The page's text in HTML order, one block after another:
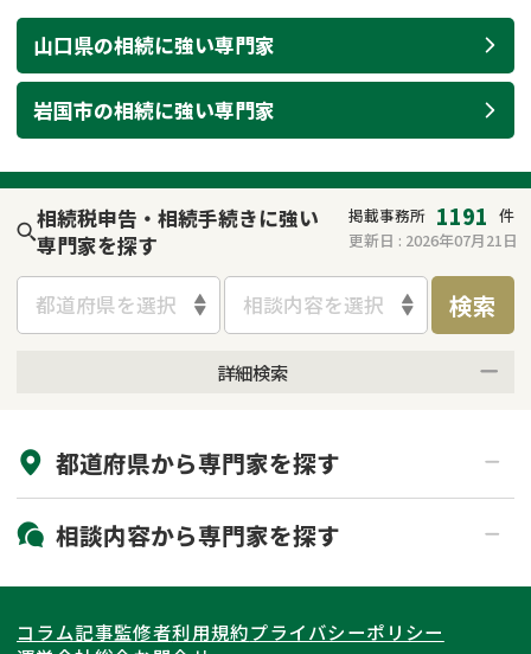
遺言書作成・遺言執行
相続登記
遺留分侵害額請求
贈与税
相続人調査
不動産評価(相続不動
産)
費用相場
コラム
相続手続き
不動産の相続
相続登記
調査・アンケート
山口県の相続に強い専門家
岩国市の相続に強い専門家
相続税申告・相続手続きに強い
専門家を探す
掲載事務所 1191 件
更新日 : 2026年07月21日
都道府県を選択 相談内容を選択 検索
詳細検索
初回相談無料
土日祝の相談可能
都道府県から専門家を探す
北海道・東北
北海道 青森県
関東
相談内容から専門家を探す
相続登記
遺産分割
コラム記事監修者利用規約プライバシーポリシー